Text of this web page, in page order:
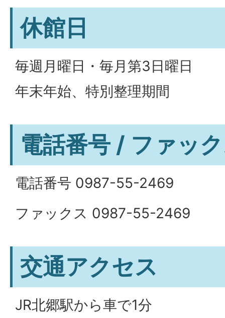
休館日
毎週月曜日・毎月第3日曜日
年末年始、特別整理期間
電話番号 / ファッ
電話番号 0987-55-2469
ファックス 0987-55-2469
交通アクセス
JR北郷駅から車で1分